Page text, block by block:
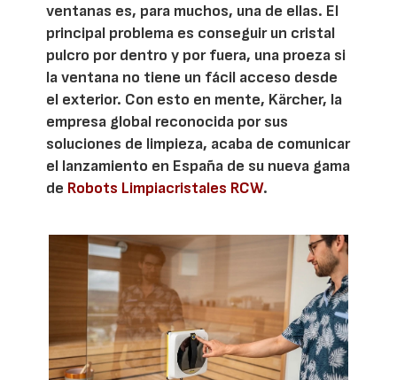
ventanas es, para muchos, una de ellas. El
principal problema es conseguir un cristal
pulcro por dentro y por fuera, una proeza si
la ventana no tiene un fácil acceso desde
el exterior. Con esto en mente, Kärcher, la
empresa global reconocida por sus
soluciones de limpieza, acaba de comunicar
el lanzamiento en España de su nueva gama
de Robots Limpiacristales RCW.